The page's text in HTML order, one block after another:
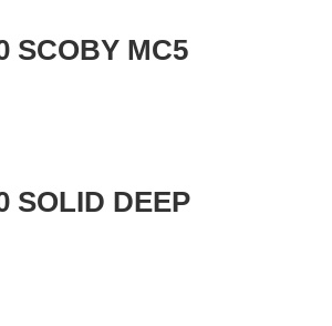
SCOBY MC5
SOLID DEEP